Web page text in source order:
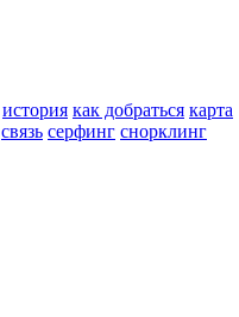
история как добраться карта
связь серфинг снорклинг